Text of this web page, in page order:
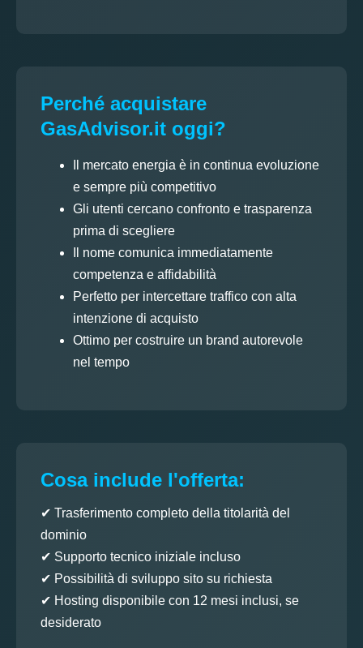
Perché acquistare
GasAdvisor.it oggi?
Il mercato energia è in continua evoluzione
e sempre più competitivo
Gli utenti cercano confronto e trasparenza
prima di scegliere
Il nome comunica immediatamente
competenza e affidabilità
Perfetto per intercettare traffico con alta
intenzione di acquisto
Ottimo per costruire un brand autorevole
nel tempo
Cosa include l'offerta:
✔ Trasferimento completo della titolarità del
dominio
✔ Supporto tecnico iniziale incluso
✔ Possibilità di sviluppo sito su richiesta
✔ Hosting disponibile con 12 mesi inclusi, se
desiderato